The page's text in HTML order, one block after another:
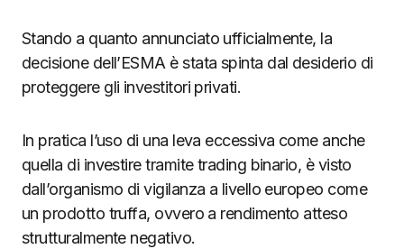
Stando a quanto annunciato ufficialmente, la
decisione dell’ESMA è stata spinta dal desiderio di
proteggere gli investitori privati.
In pratica l’uso di una leva eccessiva come anche
quella di investire tramite trading binario, è visto
dall’organismo di vigilanza a livello europeo come
un prodotto truffa, ovvero a rendimento atteso
strutturalmente negativo.